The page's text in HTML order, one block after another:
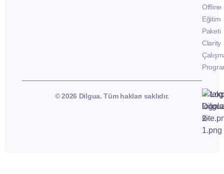
Offline
Eğitim
Paketi
Clarity
© 2026 Dilgua. Tüm hakları saklıdır.